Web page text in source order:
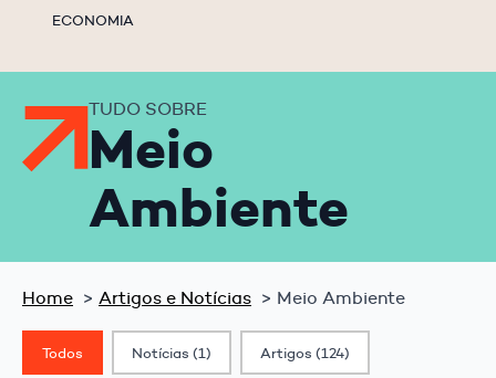
ECONOMIA
TUDO SOBRE
Meio
Ambiente
Home Artigos e Notícias Meio Ambiente
Classif. Post
Todos Notícias (1) Artigos (124)